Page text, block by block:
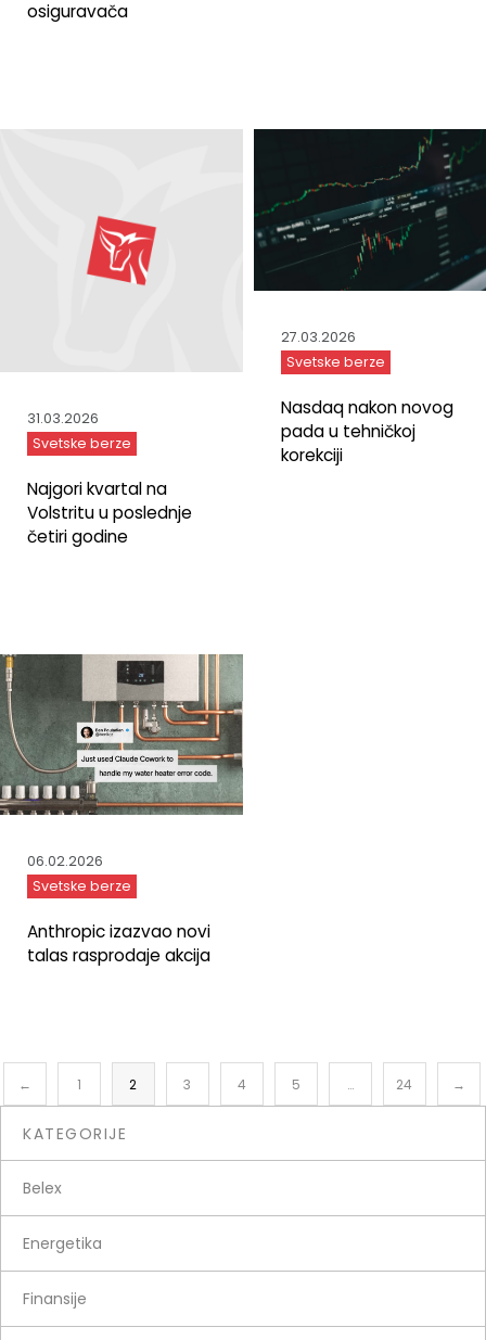
osiguravača
31.03.2026
Svetske berze
Najgori kvartal na
Volstritu u poslednje
četiri godine
27.03.2026
Svetske berze
Nasdaq nakon novog
pada u tehničkoj
korekciji
06.02.2026
Svetske berze
Anthropic izazvao novi
talas rasprodaje akcija
← 1 2 3 4 5 … 24 →
KATEGORIJE
Belex
Energetika
Finansije